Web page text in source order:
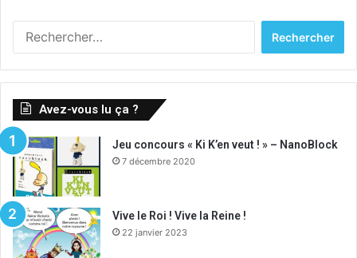
Avez-vous lu ça ?
Jeu concours « Ki K’en veut ! » – NanoBlock
7 décembre 2020
Vive le Roi ! Vive la Reine !
22 janvier 2023